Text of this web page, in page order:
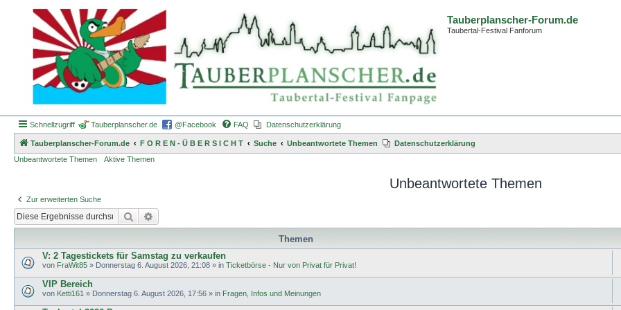
Tauberplanscher-Forum.de
Taubertal-Festival Fanforum
Schnellzugriff Tauberplanscher.de @Facebook FAQ Datenschutzerklärung
Tauberplanscher-Forum.de F O R E N - Ü B E R S I C H T Suche Unbeantwortete Themen
Datenschutzerklärung
Unbeantwortete Themen
Aktive Themen
Unbeantwortete Themen
Zur erweiterten Suche
Suche
Themen
V: 2 Tagestickets für Samstag zu verkaufen
von FraWit85 » Donnerstag 6. August 2026, 21:08 » in Ticketbörse - Nur von Privat für Privat!
VIP Bereich
von Ketti161 » Donnerstag 6. August 2026, 17:56 » in Fragen, Infos und Meinungen